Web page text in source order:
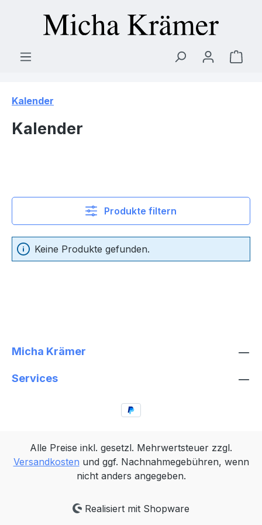
Zum Hauptinhalt springen
Kalender
Kalender
Produkte filtern
Keine Produkte gefunden.
Micha Krämer
Services
Alle Preise inkl. gesetzl. Mehrwertsteuer zzgl.
Versandkosten und ggf. Nachnahmegebühren, wenn
nicht anders angegeben.
Realisiert mit Shopware